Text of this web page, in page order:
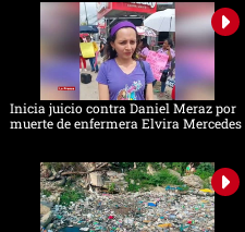
Inicia juicio contra Daniel Meraz por
muerte de enfermera Elvira Mercedes